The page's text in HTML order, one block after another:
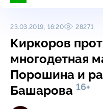
23.03.2019, 16:20 28271
Киркоров
многодетная
Порошина и
Башарова 16+